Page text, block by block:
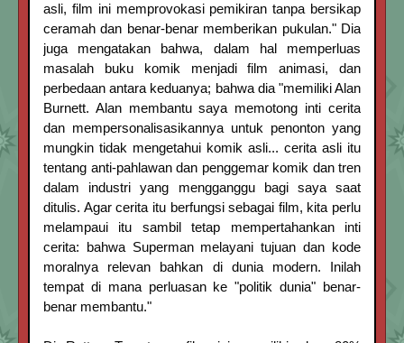
asli, film ini memprovokasi pemikiran tanpa bersikap
ceramah dan benar-benar memberikan pukulan." Dia
juga mengatakan bahwa, dalam hal memperluas
masalah buku komik menjadi film animasi, dan
perbedaan antara keduanya; bahwa dia "memiliki Alan
Burnett. Alan membantu saya memotong inti cerita
dan mempersonalisasikannya untuk penonton yang
mungkin tidak mengetahui komik asli... cerita asli itu
tentang anti-pahlawan dan penggemar komik dan tren
dalam industri yang mengganggu bagi saya saat
ditulis. Agar cerita itu berfungsi sebagai film, kita perlu
melampaui itu sambil tetap mempertahankan inti
cerita: bahwa Superman melayani tujuan dan kode
moralnya relevan bahkan di dunia modern. Inilah
tempat di mana perluasan ke "politik dunia" benar-
benar membantu."